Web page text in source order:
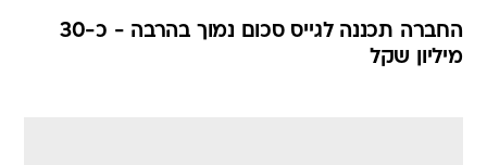
החברה תכננה לגייס סכום נמוך בהרבה - כ-30
מיליון שקל